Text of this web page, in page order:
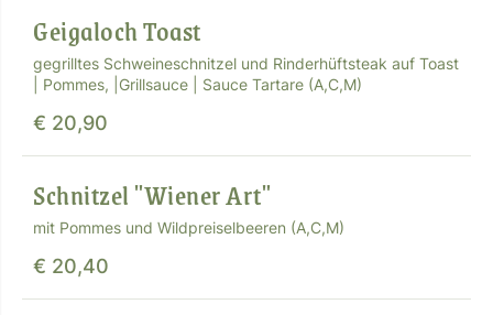
Geigaloch Toast
gegrilltes Schweineschnitzel und Rinderhüftsteak auf Toast
| Pommes, |Grillsauce | Sauce Tartare (A,C,M)
€ 20,90
Schnitzel "Wiener Art"
mit Pommes und Wildpreiselbeeren (A,C,M)
€ 20,40